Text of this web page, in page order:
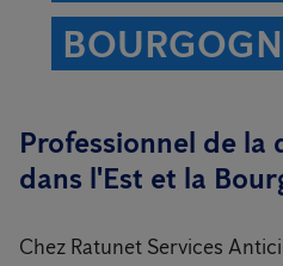
Professionnel de la
dans l'Est et la
Chez Ratunet Services